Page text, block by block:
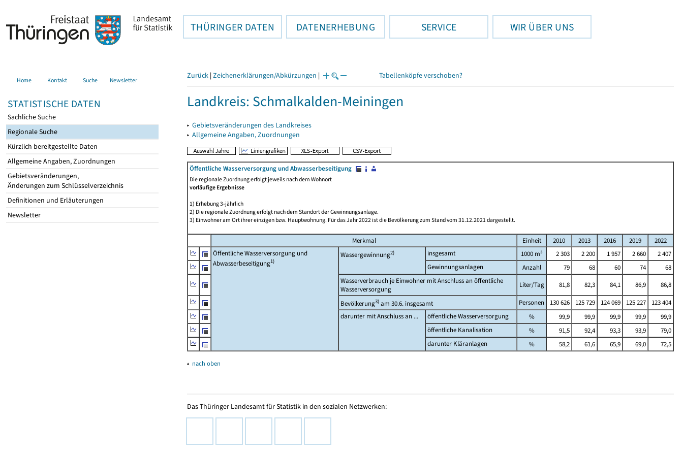
THÜRINGER DATEN DATENERHEBUNG SERVICE WIR ÜBER UNS
Home Kontakt Suche Newsletter
STATISTISCHE DATEN
Sachliche Suche
Regionale Suche
Kürzlich bereitgestellte Daten
Allgemeine Angaben, Zuordnungen
Gebietsveränderungen,
Änderungen zum Schlüsselverzeichnis
Definitionen und Erläuterungen
Newsletter
Zurück | Zeichenerklärungen/Abkürzungen | Tabellenköpfe verschoben?
Landkreis: Schmalkalden-Meiningen
▸ Gebietsveränderungen des Landkreises
▸ Allgemeine Angaben, Zuordnungen
Öffentliche Wasserversorgung und Abwasserbeseitigung
Die regionale Zuordnung erfolgt jeweils nach dem Wohnort
vorläufige Ergebnisse
1) Erhebung 3-jährlich
2) Die regionale Zuordnung erfolgt nach dem Standort der Gewinnungsanlage.
3) Einwohner am Ort ihrer einzigen bzw. Hauptwohnung. Für das Jahr 2022 ist die Bevölkerung zum Stand vom 31.12.2021 dargestellt.
Merkmal Einheit 2010 2013 2016 2019
2022
Öffentliche Wasserversorgung und
Abwasserbeseitigung1)
Wassergewinnung2) insgesamt 1000 m³ 2 303 2 200 1 957 2 660
2 407
Gewinnungsanlagen
Anzahl 79 68 60 74
68
Wasserverbrauch je Einwohner mit Anschluss an öffentliche
Wasserversorgung
Liter/Tag 81,8 82,3 84,1 86,9 86,8
Bevölkerung3) am 30.6. insgesamt Personen 130 626 125 729 124 069 125 227
123 404
darunter mit Anschluss an ...
öffentliche Wasserversorgung % 99,9 99,9 99,9 99,9
99,9
öffentliche Kanalisation
% 91,5 92,4 93,3 93,9
79,0
darunter Kläranlagen
% 58,2 61,6 65,9 69,0 72,5
▴ nach oben
Das Thüringer Landesamt für Statistik in den sozialen Netzwerken: